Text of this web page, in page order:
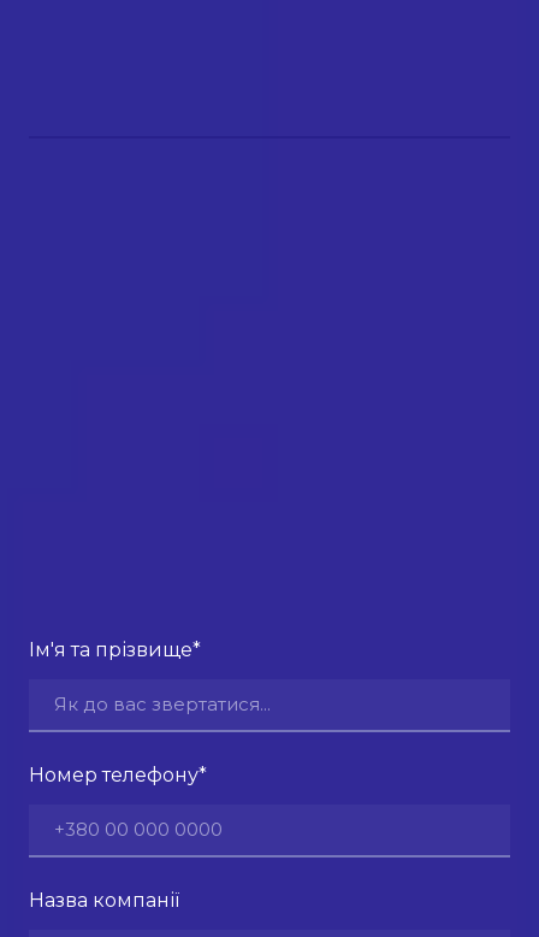
Ім'я та прізвище*
Номер телефону*
Назва компанії